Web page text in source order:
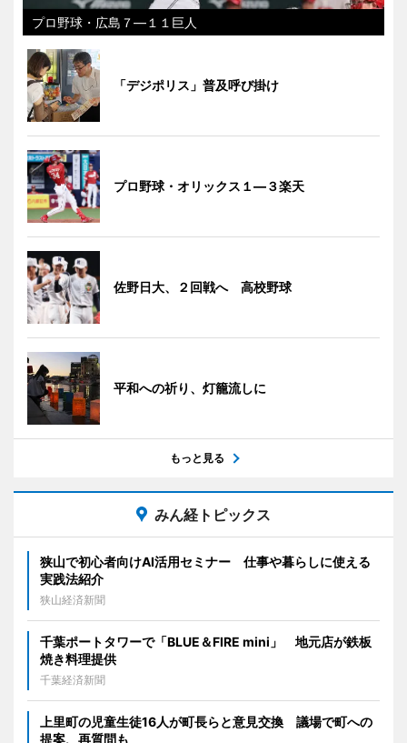
プロ野球・広島７―１１巨人
「デジポリス」普及呼び掛け
プロ野球・オリックス１―３楽天
佐野日大、２回戦へ 高校野球
平和への祈り、灯籠流しに
もっと見る
みん経トピックス
狭山で初心者向けAI活用セミナー 仕事や暮らしに使える
実践法紹介
狭山経済新聞
千葉ポートタワーで「BLUE＆FIRE mini」 地元店が鉄板
焼き料理提供
千葉経済新聞
上里町の児童生徒16人が町長らと意見交換 議場で町への
提案、再質問も